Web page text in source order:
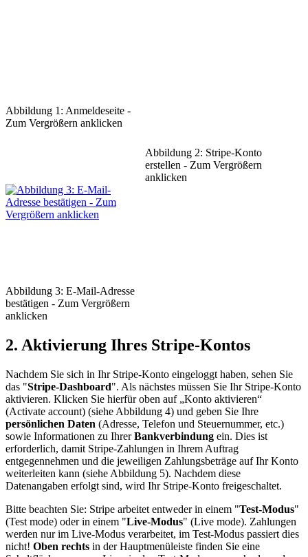
Abbildung 1: Anmeldeseite -
Zum Vergrößern anklicken
Abbildung 2: Stripe-Konto
erstellen - Zum Vergrößern
anklicken
Abbildung 3: E-Mail-Adresse
bestätigen - Zum Vergrößern
anklicken
2. Aktivierung Ihres Stripe-Kontos
Nachdem Sie sich in Ihr Stripe-Konto eingeloggt haben, sehen Sie
das "Stripe-Dashboard". Als nächstes müssen Sie Ihr Stripe-Konto
aktivieren. Klicken Sie hierfür oben auf „Konto aktivieren“
(Activate account) (siehe Abbildung 4) und geben Sie Ihre
persönlichen Daten (Adresse, Telefon und Steuernummer, etc.)
sowie Informationen zu IhrerBankverbindung ein. Dies ist
erforderlich, damit Stripe-Zahlungen in Ihrem Auftrag
entgegennehmen und die jeweiligen Zahlungsbeträge auf Ihr Konto
weiterleiten kann (siehe Abbildung 5). Nachdem diese
Datenangaben erfolgt sind, wird Ihr Stripe-Konto freigeschaltet.
Bitte beachten Sie: Stripe arbeitet entweder in einem "Test-Modus"
(Test mode) oder in einem "Live-Modus" (Live mode). Zahlungen
werden nur im Live-Modus verarbeitet, im Test-Modus passiert dies
nicht! Oben rechts in der Hauptmenüleiste finden Sie eine